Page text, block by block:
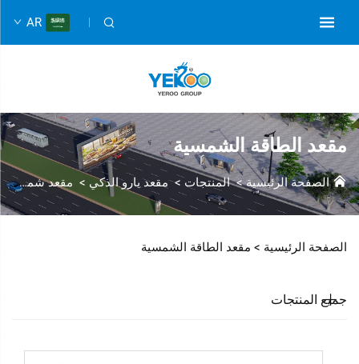
AR
مقعد الطاقة الشمسية
الصفحة الرئيسية>المنتجات>مقعد يارو الذكي > مقعد شمسي
الصفحة الرئيسية > مقعد الطاقة الشمسية
جميع المنتجات